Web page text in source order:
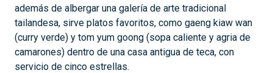
además de albergar una galería de arte tradicional
tailandesa, sirve platos favoritos, como gaeng kiaw wan
(curry verde) y tom yum goong (sopa caliente y agria de
camarones) dentro de una casa antigua de teca, con
servicio de cinco estrellas.